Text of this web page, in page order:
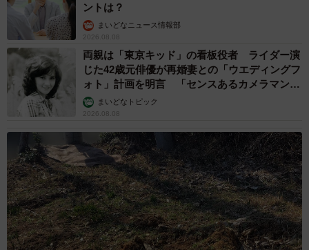
ントは？
まいどなニュース情報部
2026.08.08
両親は「東京キッド」の看板役者 ライダー演
じた42歳元俳優が再婚妻との「ウエディングフ
ォト」計画を明言 「センスあるカメラマン求
む」まいどなトピック
2026.08.08